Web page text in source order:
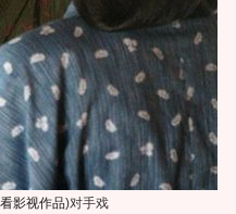
影视作品)对手戏